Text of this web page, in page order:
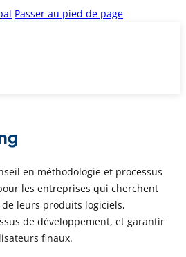
Passer au pied de page
en méthodologie et processus
les entreprises qui cherchent
leurs produits logiciels,
de développement, et garantir
finaux.